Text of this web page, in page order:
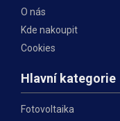
O nás
Kde nakoupit
Cookies
Hlavní kategorie
Fotovoltaika